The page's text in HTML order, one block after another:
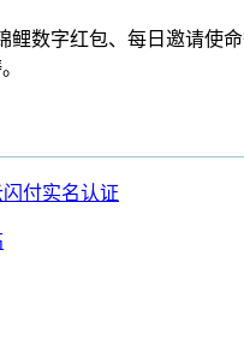
字红包、每日邀请使命
付实名认证